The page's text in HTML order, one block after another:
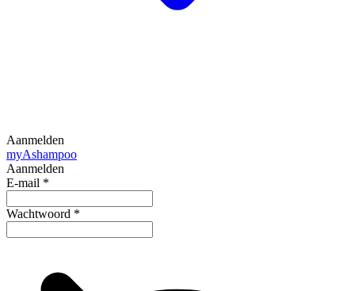
Aanmelden
myAshampoo
Aanmelden
E-mail *
Wachtwoord *